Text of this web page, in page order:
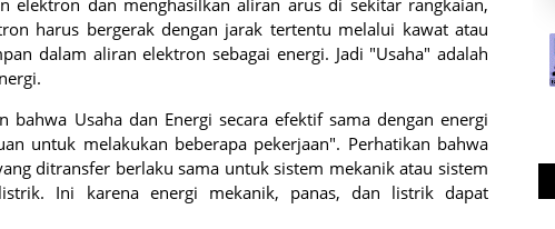
harus bergerak dengan jarak tertentu melalui kawat atau
dalam aliran elektron sebagai energi. Jadi "Usaha" adalah
bahwa Usaha dan Energi secara efektif sama dengan energi
untuk melakukan beberapa pekerjaan". Perhatikan bahwa
ditransfer berlaku sama untuk sistem mekanik atau sistem
Ini karena energi mekanik, panas, dan listrik dapat